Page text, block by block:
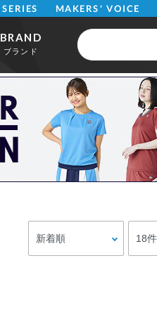
SERIES MAKERS' VOICE
BRAND
ブランド